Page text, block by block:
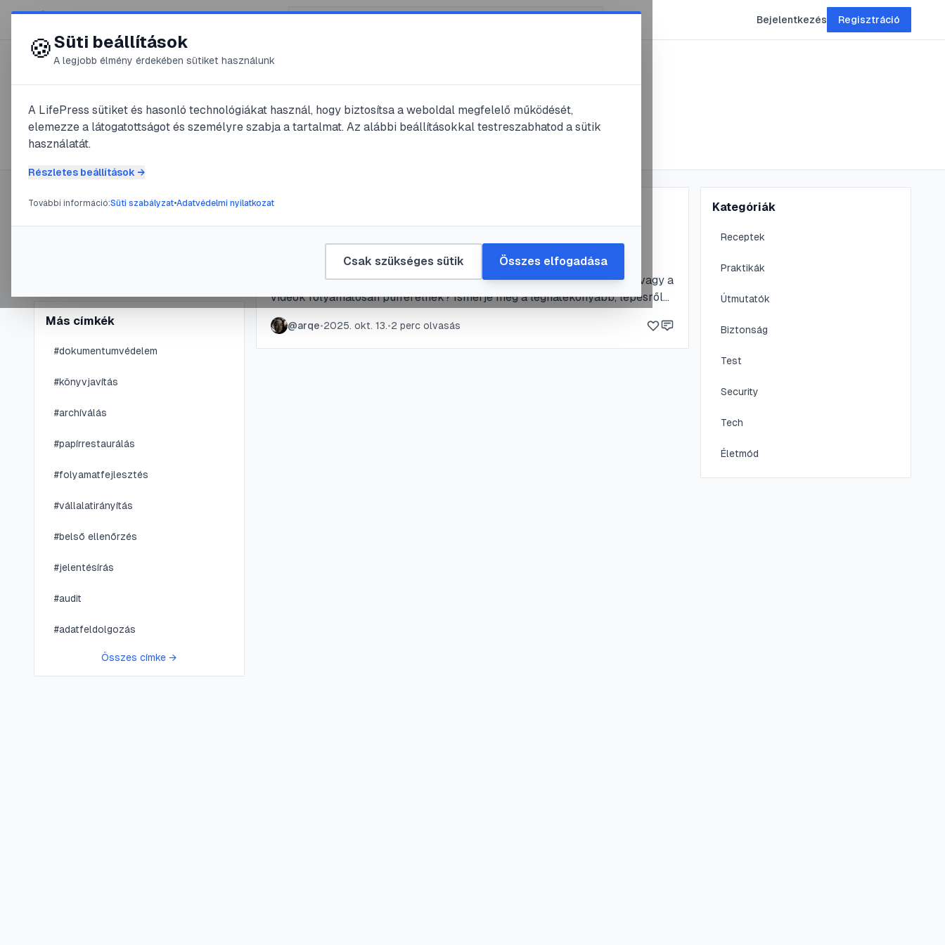
😍 LifePress Bejelentkezés Regisztráció
🏷️#lassulás
1cikk található ezzel a címkével
Címke információ
Más címkék
#dokumentumvédelem
#könyvjavítás
#archíválás
#papírrestaurálás
#folyamatfejlesztés
#vállalatirányítás
#belső ellenőrzés
#jelentésírás
#audit
#adatfeldolgozás
Összes címke →
#
jobb teljesítményért
Tapasztalja, hogy Roku eszköze lelassult, az alkalmazások lefagynak vagy a
videók folyamatosan pufferelnek? Ismerje meg a leghatékonyabb, lépésről-
lépésre bemutatott módszereket a gyorsítótár törlésére, amelyekkel
egyszerűen és gyorsan visszaállíthatja streaming eszköze optimális
teljesítményét.
@arqe•2025. okt. 13.•2 perc olvasás
Kategóriák
Receptek
Praktikák
Útmutatók
Biztonság
Test
Security
Tech
Életmód
🍪Süti beállítások
A legjobb élmény érdekében sütiket használunk
A LifePress sütiket és hasonló technológiákat használ, hogy biztosítsa a weboldal megfelelő működését,
elemezze a látogatottságot és személyre szabja a tartalmat. Az alábbi beállításokkal testreszabhatod a sütik
használatát.
Részletes beállítások →
További információ:Süti szabályzat•Adatvédelmi nyilatkozat
Csak szükséges sütik Összes elfogadása